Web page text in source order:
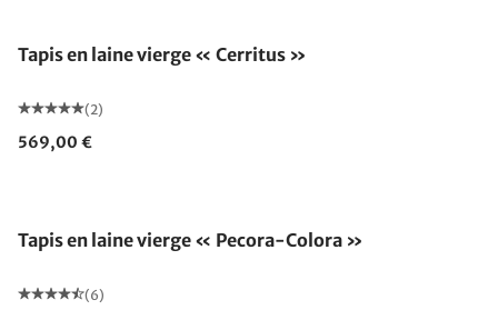
Tapis en laine vierge « Cerritus »
(2)
569,00 €
Tapis en laine vierge « Pecora-Colora »
(6)